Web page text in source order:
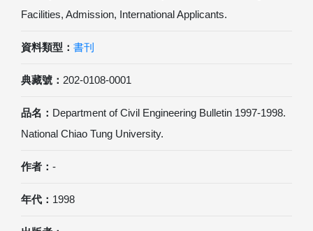
Facilities, Admission, International Applicants.
資料類型： 書刊
典藏號： 202-0108-0001
品名： Department of Civil Engineering Bulletin 1997-1998.
National Chiao Tung University.
作者： -
年代： 1998